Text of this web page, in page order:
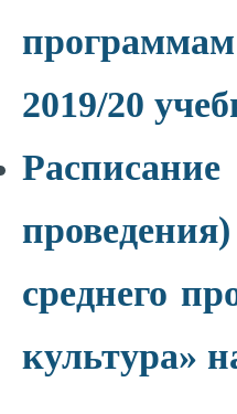
2019/20
среднего
культура»